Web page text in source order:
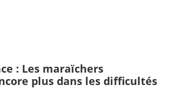
: Les maraïchers
plus dans les difficultés